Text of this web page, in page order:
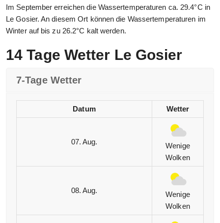
Im September erreichen die Wassertemperaturen ca. 29.4°C in
Le Gosier. An diesem Ort können die Wassertemperaturen im
Winter auf bis zu 26.2°C kalt werden.
14 Tage Wetter Le Gosier
7-Tage Wetter
Datum Wetter
07. Aug.
Wenige
Wolken
08. Aug.
Wenige
Wolken